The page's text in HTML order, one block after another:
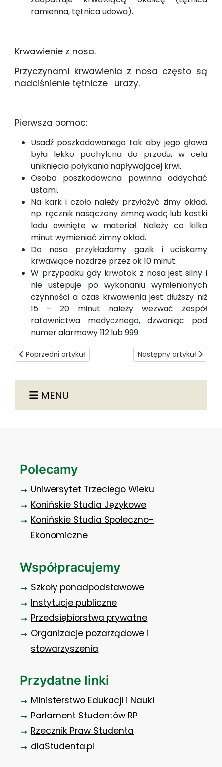
MENU
ramienna, tętnica udowa).
Krwawienie z nosa.
Przyczynami krwawienia z nosa często są
nadciśnienie tętnicze i urazy.
Pierwsza pomoc:
Usadź poszkodowanego tak aby jego głowa
była lekko pochylona do przodu, w celu
uniknięcia połykania napływającej krwi.
Osoba poszkodowana powinna oddychać
ustami.
Na kark i czoło należy przyłożyć zimy okład,
np. ręcznik nasączony zimną wodą lub kostki
lodu owinięte w materiał. Należy co kilka
minut wymieniać zimny okład.
Do nosa przykładamy gazik i uciskamy
krwawiące nozdrze przez ok 10 minut.
W przypadku gdy krwotok z nosa jest silny i
nie ustępuje po wykonaniu wymienionych
czynności a czas krwawienia jest dłuższy niż
15 – 20 minut należy wezwać zespół
ratownictwa medycznego, dzwoniąc pod
numer alarmowy 112 lub 999.
Poprzedni artykuł: URAZY KOSTNO - STAWOWE
Poprzedni artykuł Następny artykuł:
Następny artykuł
Polecamy
Uniwersytet Trzeciego Wieku
Konińskie Studia Językowe
Konińskie Studia Społeczno-
Ekonomiczne
Współpracujemy
Szkoły ponadpodstawowe
Instytucje publiczne
Przedsiębiorstwa prywatne
Organizacje pozarządowe i
stowarzyszenia
Przydatne linki
Ministerstwo Edukacji i Nauki
Parlament Studentów RP
Rzecznik Praw Studenta
dlaStudenta.pl